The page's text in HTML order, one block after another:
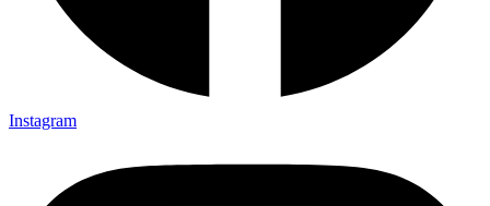
Instagram